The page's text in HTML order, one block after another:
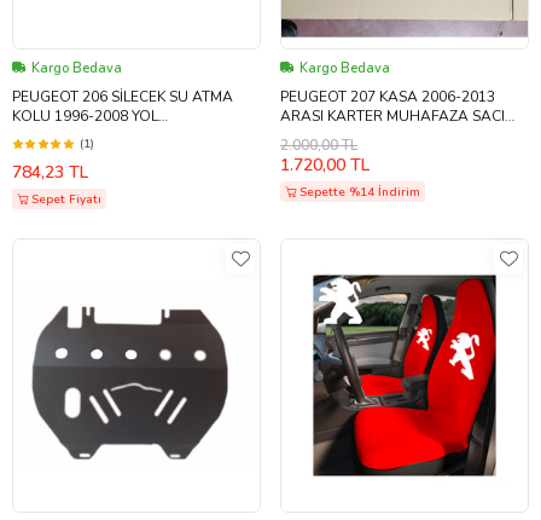
Kargo Bedava
PEUGEOT 206 SİLECEK SU ATMA
KOLU 1996-2008 YOL
BİLGİSAYARSIZ
(1)
784,23 TL
Sepet Fiyatı
Kargo Bedava
PEUGEOT 207 KASA 2006-2013
ARASI KARTER MUHAFAZA SACI
MOTOR ALT KORUMA SACI
ORİJİNAL SERVİS ÜRÜNÜDÜR
PİYASA ÜRÜNÜ DEĞİLDİR
2.000,00 TL
1.720,00 TL
Sepette %14 İndirim